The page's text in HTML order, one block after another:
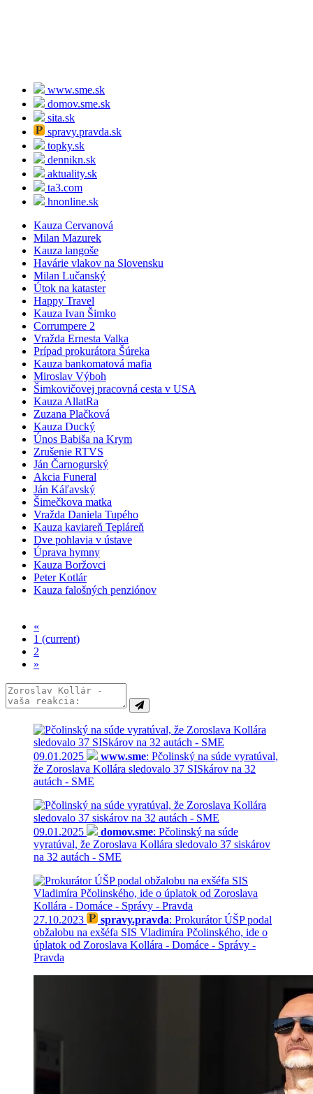
www.sme.sk
domov.sme.sk
sita.sk
spravy.pravda.sk
topky.sk
dennikn.sk
aktuality.sk
ta3.com
hnonline.sk
Kauza Cervanová
Milan Mazurek
Kauza langoše
Havárie vlakov na Slovensku
Milan Lučanský
Útok na kataster
Happy Travel
Kauza Ivan Šimko
Corrumpere 2
Vražda Ernesta Valka
Prípad prokurátora Šúreka
Kauza bankomatová mafia
Miroslav Výboh
Šimkovičovej pracovná cesta v USA
Kauza AllatRa
Zuzana Plačková
Kauza Ducký
Únos Babiša na Krym
Zrušenie RTVS
Ján Čarnogurský
Akcia Funeral
Ján Káľavský
Šimečkova matka
Vražda Daniela Tupého
Kauza kaviareň Tepláreň
Dve pohlavia v ústave
Úprava hymny
Kauza Boržovci
Peter Kotlár
Kauza falošných penziónov
«
1 (current)
2
»
09.01.2025 www.sme: Pčolinský na súde vyratúval,
že Zoroslava Kollára sledovalo 37 SISkárov na 32
autách - SME
09.01.2025 domov.sme: Pčolinský na súde
vyratúval, že Zoroslava Kollára sledovalo 37 siskárov
na 32 autách - SME
27.10.2023 spravy.pravda: Prokurátor ÚŠP podal
obžalobu na exšéfa SIS Vladimíra Pčolinského, ide o
úplatok od Zoroslava Kollára - Domáce - Správy -
Pravda